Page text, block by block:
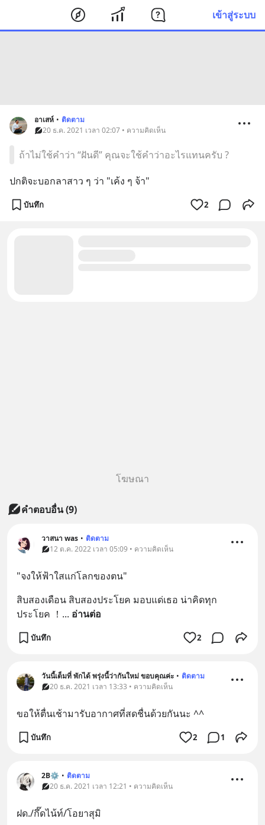
เข้าสู่ระบบ
อาเสห์ • ติดตาม
20 ธ.ค. 2021 เวลา 02:07 • ความคิดเห็น
ถ้าไม่ใช้คำว่า “ฝันดี” คุณจะใช้คำว่าอะไรแทนครับ ?
ปกติจะบอกลาสาว ๆ ว่า "เค้ง ๆ จ้า"
บันทึก 2
โฆษณา
คำตอบอื่น(9)
วาสนา was • ติดตาม
12 ต.ค. 2022 เวลา 05:09 • ความคิดเห็น
"จงให้ฟ้าใสแก่โลกของตน"
สิบสองเดือน สิบสองประโยค มอบแด่เธอ น่าคิดทุก
ประโยค ！ ... อ่านต่อ
บันทึก 2
วันนี้เต็มที่ พักได้ พรุ่งนี้ว่ากันใหม่ ขอบคุณค่ะ • ติดตาม
20 ธ.ค. 2021 เวลา 13:33 • ความคิดเห็น
ขอให้ตื่นเช้ามารับอากาศที่สดชื่นด้วยกันนะ ^^
บันทึก 2 1
2B⚙ • ติดตาม
20 ธ.ค. 2021 เวลา 12:21 • ความคิดเห็น
ฝด./กึ๊ดไน้ท์/โอยาสุมิ